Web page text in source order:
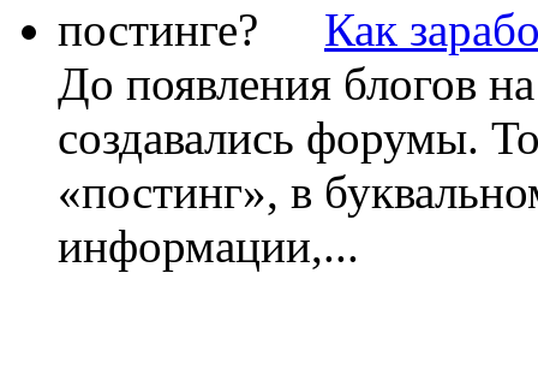
Как
До появления блогов
создавались форумы.
«постинг», в
информации,...